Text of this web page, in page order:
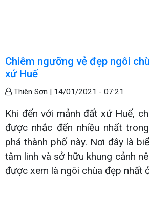
Chiêm ngưỡng vẻ đẹp ngôi
xứ Huế
Thiên Sơn | 14/01/2021 - 07:21
Khi đến với mảnh đất xứ Huế,
được nhắc đến nhiều nhất
phá thành phố này. Nơi đây là
tâm linh và sở hữu khung cảnh
được xem là ngôi chùa đẹp nhất